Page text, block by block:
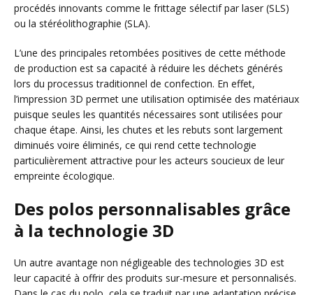
procédés innovants comme le frittage sélectif par laser (SLS)
ou la stéréolithographie (SLA).
L’une des principales retombées positives de cette méthode
de production est sa capacité à réduire les déchets générés
lors du processus traditionnel de confection. En effet,
l’impression 3D permet une utilisation optimisée des matériaux
puisque seules les quantités nécessaires sont utilisées pour
chaque étape. Ainsi, les chutes et les rebuts sont largement
diminués voire éliminés, ce qui rend cette technologie
particulièrement attractive pour les acteurs soucieux de leur
empreinte écologique.
Des polos personnalisables grâce
à la technologie 3D
Un autre avantage non négligeable des technologies 3D est
leur capacité à offrir des produits sur-mesure et personnalisés.